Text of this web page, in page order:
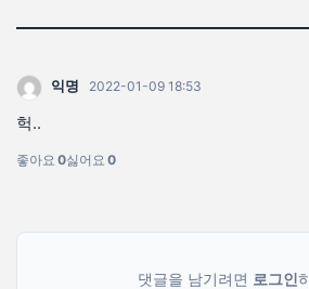
익명 2022-01-09 18:53
헉..
좋아요 0싫어요 0
댓글을 남기려면 로그인